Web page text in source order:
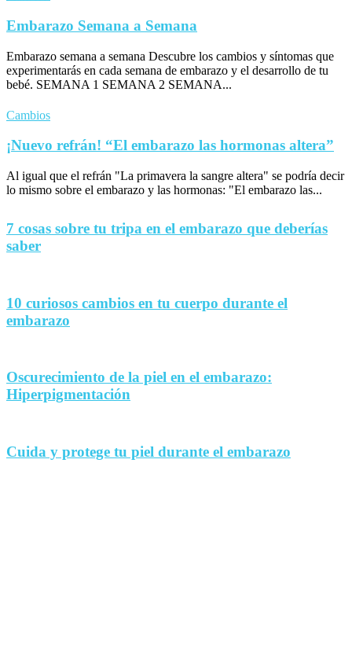
Embarazo Semana a Semana
Embarazo semana a semana Descubre los cambios y síntomas que
experimentarás en cada semana de embarazo y el desarrollo de tu
bebé. SEMANA 1 SEMANA 2 SEMANA...
Cambios
¡Nuevo refrán! “El embarazo las hormonas altera”
Al igual que el refrán "La primavera la sangre altera" se podría decir
lo mismo sobre el embarazo y las hormonas: "El embarazo las...
7 cosas sobre tu tripa en el embarazo que deberías
saber
10 curiosos cambios en tu cuerpo durante el
embarazo
Oscurecimiento de la piel en el embarazo:
Hiperpigmentación
Cuida y protege tu piel durante el embarazo